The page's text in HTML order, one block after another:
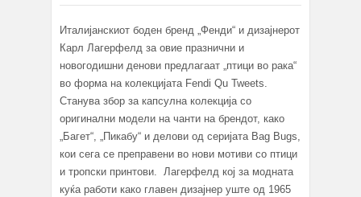
Италијанскиот боден бренд „Фенди“ и дизајнерот
Карл Лагерфелд за овие празнични и
новогодишни денови предлагаат „птици во рака“
во форма на колекцијата Fendi Qu Tweets.
Станува збор за капсулна колекција со
оригинални модели на чанти на брендот, како
„Багет“, „Пикабу“ и делови од серијата Bag Bugs,
кои сега се преправени во нови мотиви со птици
и тропски принтови. Лагерфелд кој за модната
куќа работи како главен дизајнер уште од 1965